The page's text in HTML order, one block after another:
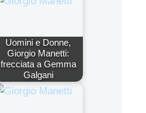
Uomini e Donne,
Giorgio Manetti:
frecciata a Gemma
Galgani